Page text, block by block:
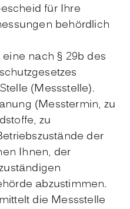
für Ihre
behördlich
nach § 29b des
(Messstelle).
(Messtermin, zu
zu
der
Ihnen, der
abzustimmen.
die Messstelle